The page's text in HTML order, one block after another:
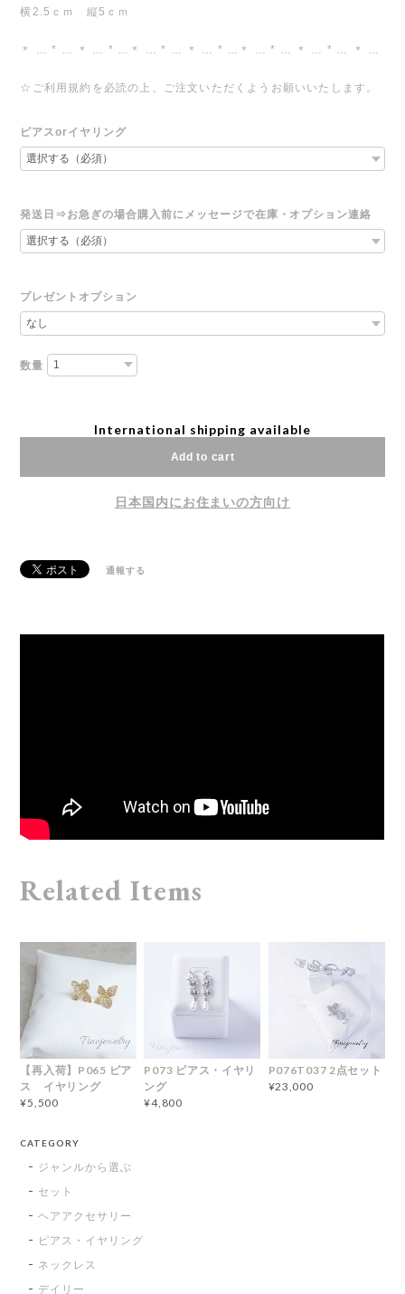
横2.5ｃｍ 縦5ｃｍ
＊ … * … ＊ … * …＊ … * … ＊ … * …＊ … * … ＊ … * … ＊ …
☆ご利用規約を必読の上、ご注文いただくようお願いいたします。
ピアスorイヤリング
発送日⇒お急ぎの場合購入前にメッセージで在庫・オプション連絡
プレゼントオプション
数量
International shipping available
Add to cart
日本国内にお住まいの方向け
通報する
Related Items
【再入荷】P065 ピア
ス イヤリング
¥5,500
P073 ピアス・イヤリ
ング
¥4,800
P076T037 2点セット
¥23,000
CATEGORY
ジャンルから選ぶ
セット
ヘアアクセサリー
ピアス・イヤリング
ネックレス
デイリー